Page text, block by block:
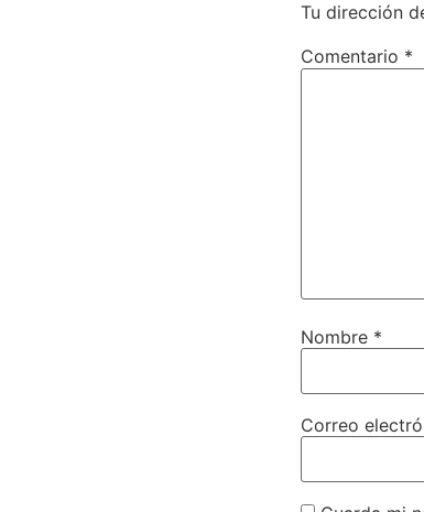
Tu dirección
Comentario *
Nombre *
Correo